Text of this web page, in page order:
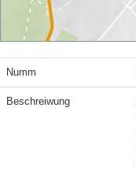
Numm
Beschreiwung